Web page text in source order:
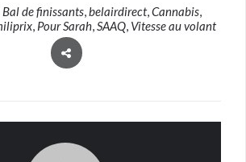
Bal de finissants,belairdirect,Cannabis,
, Pour Sarah,SAAQ, Vitesse au volant